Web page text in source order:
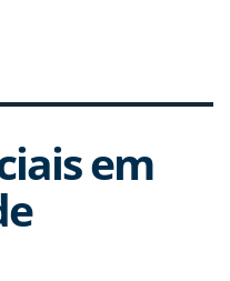
em